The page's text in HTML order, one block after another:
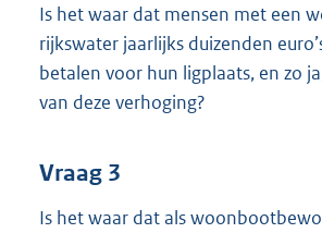
Is het waar dat mensen met een
rijkswater jaarlijks duizenden
betalen voor hun ligplaats, en zo
van deze verhoging?
Vraag 3
Is het waar dat als